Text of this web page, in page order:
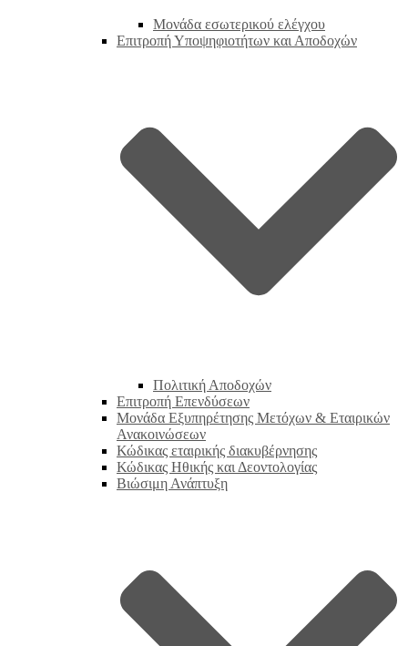
Μονάδα εσωτερικού ελέγχου
Επιτροπή Υποψηφιοτήτων και Αποδοχών
Πολιτική Αποδοχών
Επιτροπή Επενδύσεων
Μονάδα Εξυπηρέτησης Μετόχων & Εταιρικών
Ανακοινώσεων
Κώδικας εταιρικής διακυβέρνησης
Κώδικας Ηθικής και Δεοντολογίας
Βιώσιμη Ανάπτυξη